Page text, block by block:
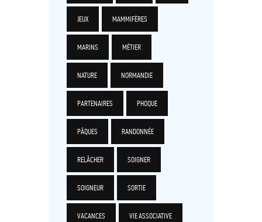
JEUX MAMMIFÈRES
MARINS MÉTIER
NATURE NORMANDIE
PARTENAIRES PHOQUE
PÂQUES RANDONNÉE
RELÂCHER SOIGNER
SOIGNEUR SORTIE
VACANCES VIE ASSOCIATIVE